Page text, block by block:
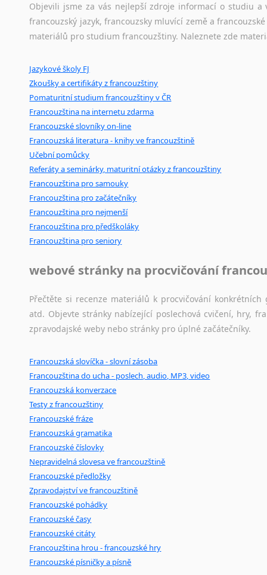
Amharština
Arabština
Aramejština
Avarština
Azerbajdžánština
Bambarština
Bantuské jazyky
Barmština
Baskičtina
Běloruština
Bengálština
Bosenština
Bulharština
Burjatština
Čagatajské jazyky
Černohorština
Darí
Esperanto
Estonština
Fidžijština
Filipínské jazyky
Finština
Fulbština
Gaelština
Gruzínština
Hebrejština
Hindština
Chorvatština
Indonéština
Irština
Islandština
Japonština
Jidiš
korpusů, jež umožňují třeba vyhledávání slov a slovních
původního zdroje textu.
Mix pomůcek, jež
poradny a pravidla pravopisu nebo
Objevili jsme za vás nejlepší zdroje informací o studiu a
francouzský jazyk, francouzsky mluvící země a
materiálů pro studium francouzštiny. Naleznete zde
Jazykové školy FJ
Zkoušky a certifikáty z francouzštiny
Pomaturitní studium francouzštiny v ČR
Francouzština na internetu zdarma
Francouzské slovníky on-line
Francouzská literatura - knihy ve francouzštině
Učební pomůcky
Referáty a seminárky, maturitní otázky z francouzštiny
Francouzština pro samouky
Francouzština pro začátečníky
Francouzština pro nejmenší
Francouzština pro předškoláky
Francouzština pro seniory
webové stránky na procvičování
Přečtěte si recenze materiálů k procvičování
atd. Objevte stránky nabízející poslechová cvičení, hry,
zpravodajské weby nebo stránky pro úplné začátečníky.
Francouzská slovíčka - slovní zásoba
Francouzština do ucha - poslech, audio, MP3, video
Francouzská konverzace
Testy z francouzštiny
Francouzské fráze
Francouzská gramatika
Francouzské číslovky
Nepravidelná slovesa ve francouzštině
Francouzské předložky
Zpravodajství ve francouzštině
Francouzské pohádky
Francouzské časy
Francouzské citáty
Francouzština hrou - francouzské hry
Francouzské písničky a písně